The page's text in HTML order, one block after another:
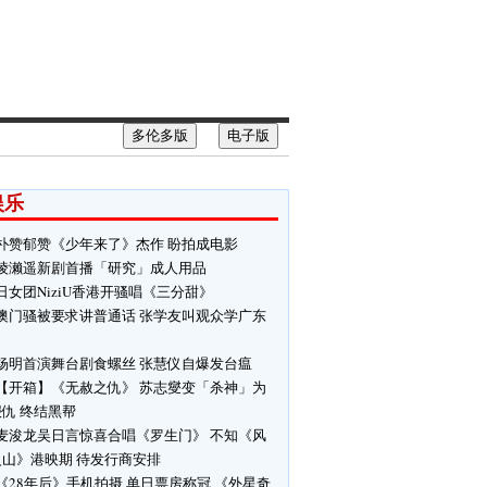
电子版
多伦多版
赞郁赞《少年来了》杰作 盼拍成电影
濑遥新剧首播「研究」成人用品
女团NiziU香港开骚唱《三分甜》
门骚被要求讲普通话 张学友叫观众学广东
明首演舞台剧食螺丝 张慧仪自爆发台瘟
开箱】《无赦之仇》 苏志燮变「杀神」为
终结黑帮
浚龙吴日言惊喜合唱《罗生门》 不知《风
》港映期 待发行商安排
28年后》手机拍摄 单日票房称冠 《外星奇